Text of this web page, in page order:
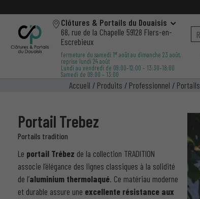
Clôtures & Portails du Douaisis
68, rue de la Chapelle 59128 Flers-en-
Escrebieux
fermeture du samedi 1eraoût au dimanche 23 août,
reprise lundi 24 août
Lundi au vendredi de 09:00–12:00 – 13:30–18:00
Samedi de 09:00 – 13:00
Accueil / Produits / Professionnel / Portails
Portail Trebez
Portails tradition
Le portail Trébez de la collection TRADITION
associe l’élégance des lignes classiques à la solidité
de l’aluminium thermolaqué. Ce matériau moderne
et durable assure une excellente résistance aux